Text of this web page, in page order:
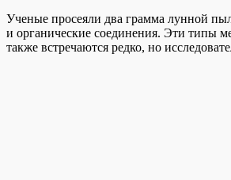
Ученые просеяли два грамма лунной
и органические соединения. Эти типы
также встречаются редко, но